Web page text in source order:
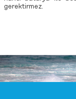
gerektirmez.